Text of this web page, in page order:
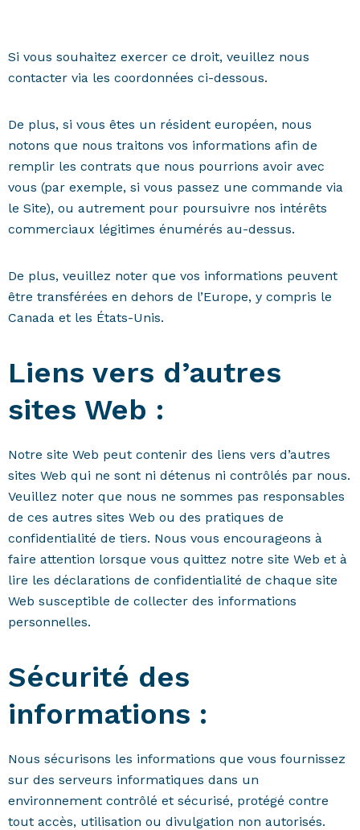
Si vous souhaitez exercer ce droit, veuillez nous
contacter via les coordonnées ci-dessous.
De plus, si vous êtes un résident européen, nous
notons que nous traitons vos informations afin de
remplir les contrats que nous pourrions avoir avec
vous (par exemple, si vous passez une commande via
le Site), ou autrement pour poursuivre nos intérêts
commerciaux légitimes énumérés au-dessus.
De plus, veuillez noter que vos informations peuvent
être transférées en dehors de l’Europe, y compris le
Canada et les États-Unis.
Liens vers d’autres
sites Web :
Notre site Web peut contenir des liens vers d’autres
sites Web qui ne sont ni détenus ni contrôlés par nous.
Veuillez noter que nous ne sommes pas responsables
de ces autres sites Web ou des pratiques de
confidentialité de tiers. Nous vous encourageons à
faire attention lorsque vous quittez notre site Web et à
lire les déclarations de confidentialité de chaque site
Web susceptible de collecter des informations
personnelles.
Sécurité des
informations :
Nous sécurisons les informations que vous fournissez
sur des serveurs informatiques dans un
environnement contrôlé et sécurisé, protégé contre
tout accès, utilisation ou divulgation non autorisés.